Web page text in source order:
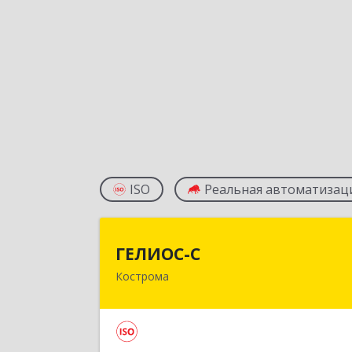
ISO Реальная
ГЕЛИОС-С
Кострома
156026, Костромская обл, г.о. город